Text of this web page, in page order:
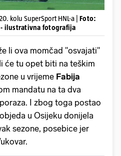
kolu SuperSport HNL-a | Foto:
- ilustrativna fotografija
li ova momčad "osvajati"
će tu opet biti na teškim
u vrijeme Fabija
mandatu na ta dva
I zbog toga postao
u Osijeku donijela
sezone, posebice jer